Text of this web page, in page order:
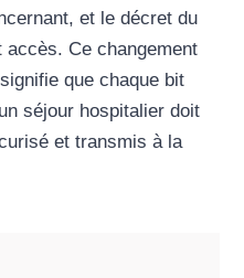
et le décret du
Ce changement
que chaque bit
séjour hospitalier doit
et transmis à la